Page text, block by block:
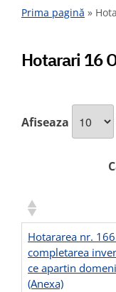
Prima pagină »
Hotarari 16
Afiseaza
Hotararea nr.
completarea
ce apartin
(Anexa)